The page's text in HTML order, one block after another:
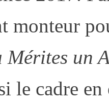
monteur
Mérites un
le cadre